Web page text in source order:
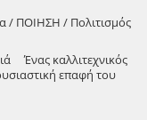
/ ΠΟΙΗΣΗ / Πολιτισμός
Ένας καλλιτεχνικός
επαφή του
στο όραμά μας για
να βλέπουμε τον